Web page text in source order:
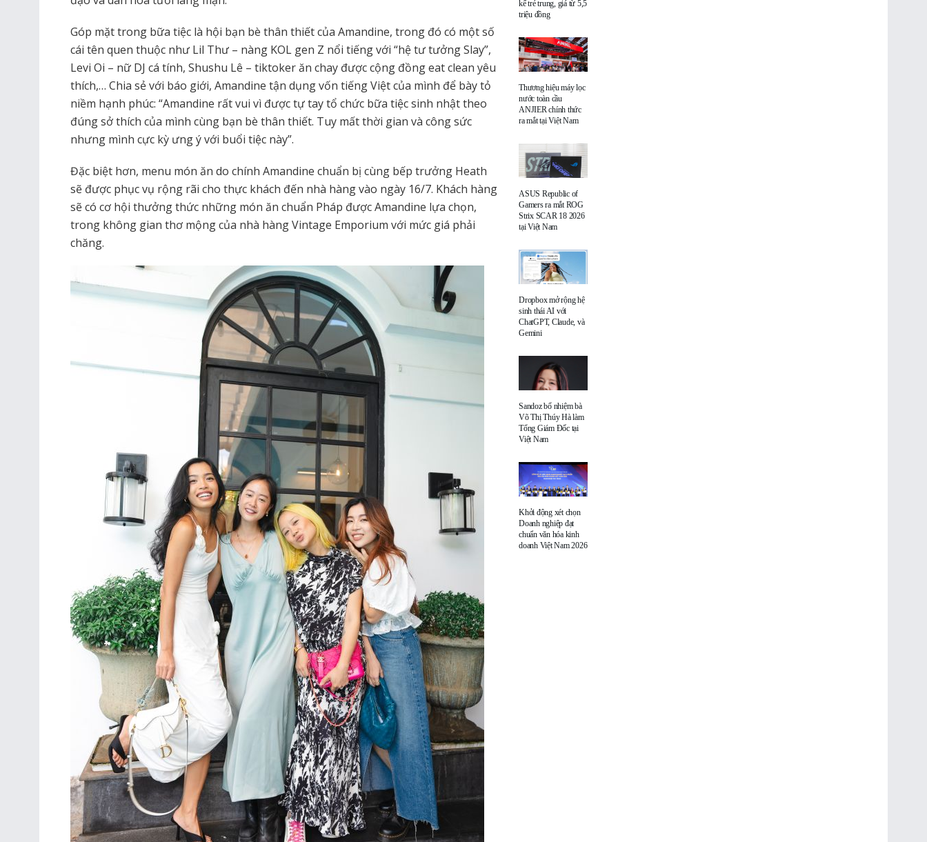
Góp mặt trong bữa tiệc là hội bạn bè thân thiết của Amandine, trong đó có một số
cái tên quen thuộc như Lil Thư – nàng KOL gen Z nổi tiếng với “hệ tư tưởng Slay”,
Levi Oi – nữ DJ cá tính, Shushu Lê – tiktoker ăn chay được cộng đồng eat clean yêu
thích,… Chia sẻ với báo giới, Amandine tận dụng vốn tiếng Việt của mình để bày tỏ
niềm hạnh phúc: “Amandine rất vui vì được tự tay tổ chức bữa tiệc sinh nhật theo
đúng sở thích của mình cùng bạn bè thân thiết. Tuy mất thời gian và công sức
nhưng mình cực kỳ ưng ý với buổi tiệc này”.
Đặc biệt hơn, menu món ăn do chính Amandine chuẩn bị cùng bếp trưởng Heath
sẽ được phục vụ rộng rãi cho thực khách đến nhà hàng vào ngày 16/7. Khách hàng
sẽ có cơ hội thưởng thức những món ăn chuẩn Pháp được Amandine lựa chọn,
trong không gian thơ mộng của nhà hàng Vintage Emporium với mức giá phải
chăng.
kế trẻ trung, giá từ 5,5
triệu đồng
Thương hiệu máy lọc
nước toàn cầu
ANJIER chính thức
ra mắt tại Việt Nam
ASUS Republic of
Gamers ra mắt ROG
Strix SCAR 18 2026
tại Việt Nam
Dropbox mở rộng hệ
sinh thái AI với
ChatGPT, Claude, và
Gemini
Sandoz bổ nhiệm bà
Võ Thị Thúy Hà làm
Tổng Giám Đốc tại
Việt Nam
Khởi động xét chọn
Doanh nghiệp đạt
chuẩn văn hóa kinh
doanh Việt Nam 2026